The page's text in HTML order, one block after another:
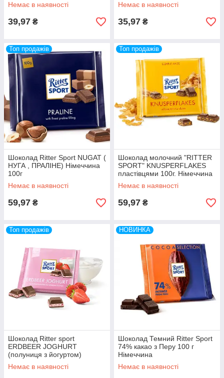
Немає в наявності
39,97 ₴
Немає в наявності
35,97 ₴
Топ продажів
Шоколад Ritter Sport NUGAT (
НУГА , ПРАЛІНЕ) Німеччина
100г
Немає в наявності
59,97 ₴
Топ продажів
Шоколад молочний "RITTER
SPORT" KNUSPERFLAKES
пластівцями 100г. Німеччина
Немає в наявності
59,97 ₴
Топ продажів
Шоколад Ritter sport
ERDBEER JOGHURT
(полуниця з йогуртом)
Немає в наявності
НОВИНКА
Шоколад Темний Ritter Sport
74% какао з Перу 100 г
Німеччина
Немає в наявності